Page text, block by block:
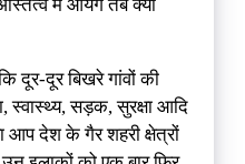
में आयेंगे तब क्या
दूर-दूर बिखरे गांवों की
स्वास्थ्य, सड़क, सुरक्षा आदि
आप देश के गैर शहरी क्षेत्रों